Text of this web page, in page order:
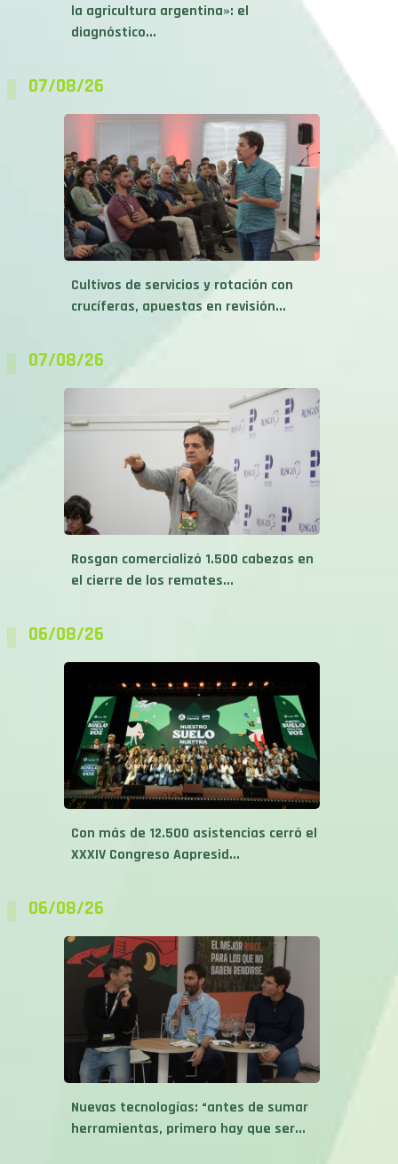
la agricultura argentina»: el
diagnóstico...
07/08/26
Cultivos de servicios y rotación con
crucíferas, apuestas en revisión...
07/08/26
Rosgan comercializó 1.500 cabezas en
el cierre de los remates...
06/08/26
Con más de 12.500 asistencias cerró el
XXXIV Congreso Aapresid...
06/08/26
Nuevas tecnologías: “antes de sumar
herramientas, primero hay que ser...